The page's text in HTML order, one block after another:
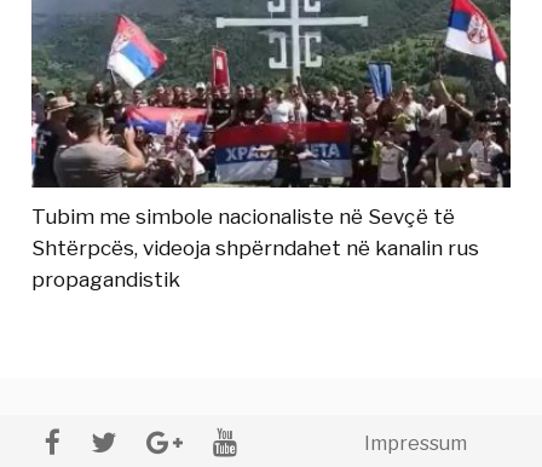
Tubim me simbole nacionaliste në Sevçë të
Shtërpcës, videoja shpërndahet në kanalin rus
propagandistik
Impressum